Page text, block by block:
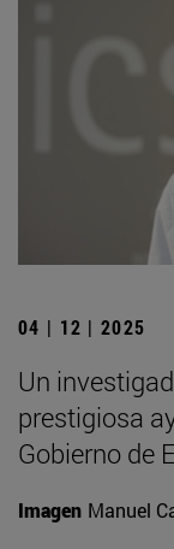
04 | 12 | 2025
Un
prestigiosa
Gobierno de
Imagen Manuel